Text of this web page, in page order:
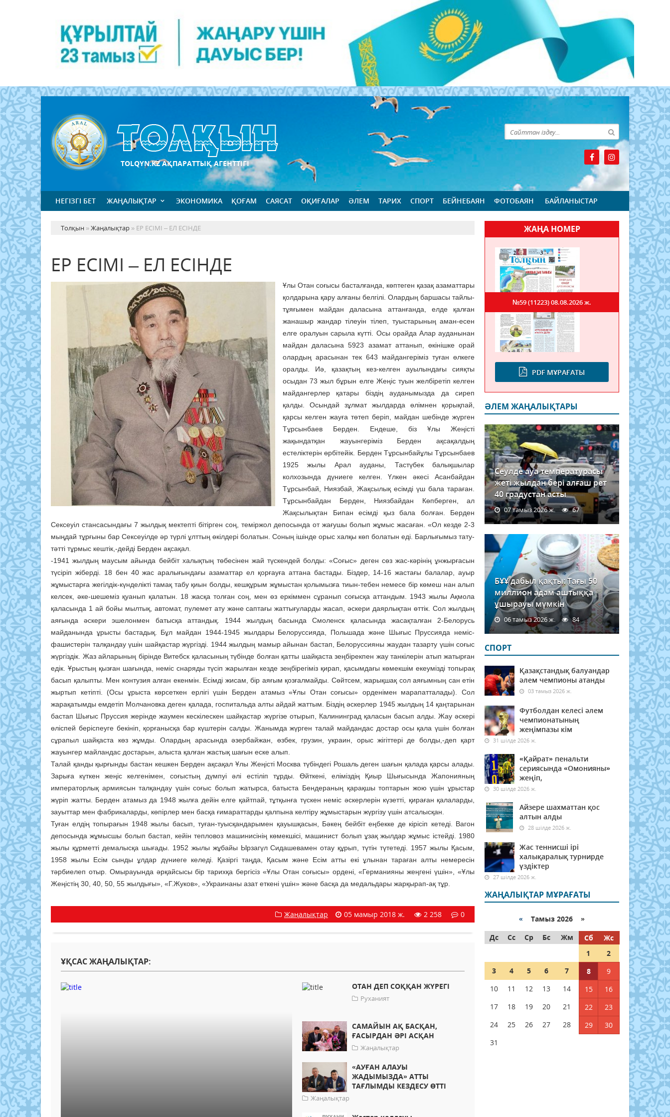
TOLQYN.KZ АҚПАРАТТЫҚ АГЕНТТІГІ
НЕГІЗГІ БЕТ ЖАҢАЛЫҚТАР ЭКОНОМИКА ҚОҒАМ САЯСАТ ОҚИҒАЛАР ӘЛЕМ ТАРИХ СПОРТ БЕЙНЕБАЯН ФОТОБАЯН БАЙЛАНЫСТАР
Толқын »Жаңалықтар » ЕР ЕСІМІ – ЕЛ ЕСІНДЕ
ЕР ЕСІМІ – ЕЛ ЕСІНДЕ
Ұлы Отан соғысы басталғанда, көптеген қазақ азаматтары
қолдарына қару алғаны белгілі. Олардың баршасы тайлы-
тұяғымен майдан даласына аттанғанда, елде қалған
жанашыр жандар тілеуін тілеп, туыстарының аман-есен
елге оралуын сарыла күтті. Осы орайда Алар ауданынан
майдан даласына 5923 азамат аттанып, өкінішке орай
олардың арасынан тек 643 майдангеріміз туған өлкеге
оралды. Иә, қазақтың кез-келген ауылындағы сияқты
осыдан 73 жыл бұрын елге Жеңіс туын желбіретіп келген
майдангерлер қатары біздің ауданымызда да сиреп
қалды. Осындай зұлмат жылдарда өлімнен қорықпай,
қарсы келген жауға төтеп беріп, майдан шебінде жүрген
Тұрсынбаев Берден. Ендеше, біз Ұлы Жеңісті
жақындатқан жауынгеріміз Берден ақсақалдың
естеліктерін өрбітейік. Берден Тұрсынбайұлы Тұрсынбаев
1925 жылы Арал ауданы, Тастүбек балықшылар
колхозында дүниеге келген. Үлкен әкесі Асанбайдан
Тұрсынбай, Ниязбай, Жақсылық есімді үш бала тараған.
Тұрсынбайдан Берден, Ниязбайдан Көпберген, ал
Жақсылықтан Бипан есімді қыз бала болған. Берден
Сексеуіл стансасындағы 7 жылдық мектепті бітірген соң, теміржол депосында от жағушы болып жұмыс жасаған. «Ол кезде 2-3
мыңдай тұрғыны бар Сексеуілде әр түрлі ұлттың өкілдері болатын. Соның ішінде орыс халқы көп болатын еді. Барлығымыз тату-
тәтті тұрмыс кештік,-дейді Берден ақсақал.
-1941 жылдың маусым айында бейбіт халықтың төбесінен жай түскендей болды: «Соғыс» деген сөз жас-кәрінің ұнжырғасын
түсіріп жіберді. 18 бен 40 жас аралығындағы азаматтар ел қорғауға аттана бастады. Біздер, 14-16 жастағы балалар, ауыр
жұмыстарға жегілдік-күнделікті тамақ табу қиын болды, кешқұрым жұмыстан қолымызға тиын-тебен немесе бір көмеш нан алып
келсек, әке-шешеміз қуанып қалатын. 18 жасқа толған соң, мен өз еркіммен сұранып соғысқа аттандым. 1943 жылы Ақмола
қаласында 1 ай бойы мылтық, автомат, пулемет ату және саптағы жаттығуларды жасап, әскери даярлықтан өттік. Сол жылдың
аяғында әскери эшелонмен батысқа аттандық. 1944 жылдың басында Смоленск қаласында жасақталған 2-Белорусь
майданында ұрысты бастадық. Бұл майдан 1944-1945 жылдары Белоруссияда, Польшада және Шығыс Пруссияда неміс-
фашистерін талқандау үшін шайқастар жүргізді. 1944 жылдың мамыр айынан бастап, Белоруссияны жаудан тазарту үшін соғыс
жүргіздік. Жаз айларының бірінде Витебск қаласының түбінде болған қатты шайқаста зеңбірекпен жау танкілерін атып жатырған
едік. Ұрыстың қызған шағында, неміс снаряды түсіп жарылған кезде зеңбірегіміз қирап, қасымдағы көмекшім екеумізді топырақ
басып қалыпты. Мен контузия алған екенмін. Есімді жисам, бір аяғым қозғалмайды. Сөйтсем, жарықшақ сол аяғымның сан етін
жыртып кетіпті. (Осы ұрыста көрсеткен ерлігі үшін Берден атамыз «Ұлы Отан соғысы» орденімен марапатталады). Сол
жарақатымды емдетіп Молчановка деген қалада, госпитальда алты айдай жаттым. Біздің әскерлер 1945 жылдың 14 қаңтарынан
бастап Шығыс Пруссия жерінде жаумен кескілескен шайқастар жүргізе отырып, Калининград қаласын басып алды. Жау әскері
өліспей беріспеуге бекініп, қорғанысқа бар күштерін салды. Жанымда жүрген талай майдандас достар осы қала үшін болған
сұрапыл шайқаста көз жұмды. Олардың арасында әзербайжан, өзбек, грузин, украин, орыс жігіттері де болды,-деп қарт
жауынгер майландас достарын, алыста қалған жастық шағын еске алып.
Талай қанды қырғынды бастан кешкен Берден ақсақал Ұлы Жеңісті Москва түбіндегі Рошаль деген шағын қалада қарсы алады.
Зарыға күткен жеңіс келгенімен, соғыстың дүмпуі әлі естіліп тұрды. Өйткені, еліміздің Қиыр Шығысында Жапонияның
императорлық армиясын талқандау үшін соғыс болып жатырса, батыста Бендераның қарақшы топтарын жою үшін ұрыстар
жүріп жатты. Берден атамыз да 1948 жылға дейін елге қайтпай, тұтқынға түскен неміс әскерлерін күзетті, қираған қалаларды,
зауыттар мен фабрикаларды, көпірлер мен басқа ғимараттарды қалпына келтіру жұмыстарын жүргізу үшін атсалысқан.
Туған елдің топырағын 1948 жылы басып, туған-туысқандарымен қауышқасын, Бәкең бейбіт еңбекке де кірісіп кетеді. Вагон
депосында жұмысшы болып бастап, кейін тепловоз машинисінің көмекшісі, машинист болып ұзақ жылдар жұмыс істейді. 1980
жылы құрметті демалысқа шығады. 1952 жылы жұбайы Ырзагүл Сидашевамен отау құрып, түтін түтетеді. 1957 жылы Қасым,
1958 жылы Есім сынды ұлдар дүниеге келеді. Қазіргі таңда, Қасым және Есім атты екі ұлынан тараған алты немересін
тәрбиелеп отыр. Омырауында әрқайсысы бір тарихқа бергісіз «Ұлы Отан соғысы» ордені, «Германияны жеңгені үшін», «Ұлы
Жеңістің 30, 40, 50, 55 жылдығы», «Г.Жуков», «Украинаны азат еткені үшін» және басқа да медальдары жарқырап-ақ тұр.
Жаңалықтар 05 мамыр 2018 ж. 2 258 0
ҰҚСАС ЖАҢАЛЫҚТАР:
ОТАН ДЕП СОҚҚАН ЖҮРЕГІ
Руханият
САМАЙЫН АҚ БАСҚАН,
ҒАСЫРДАН ӘРІ АСҚАН
Жаңалықтар
«АУҒАН АЛАУЫ
ЖАДЫМЫЗДА» АТТЫ
ТАҒЛЫМДЫ КЕЗДЕСУ ӨТТІ
Жаңалықтар
ЖАҢА НОМЕР
PDF МҰРАҒАТЫ
№59 (11223)08.08.2026 ж.
ӘЛЕМ ЖАҢАЛЫҚТАРЫ
Сеулде ауа температурасы
жеті жылдан бері алғаш рет
40 градустан асты
07 тамыз 2026 ж. 67
БҰҰ дабыл қақты: Тағы 50
миллион адам аштыққа
ұшырауы мүмкін
06 тамыз 2026 ж. 84
СПОРТ
Қазақстандық балуандар
әлем чемпионы атанды
03 тамыз 2026 ж.
Футболдан келесі әлем
чемпионатының
жеңімпазы кім
31 шілде 2026 ж.
«Қайрат» пенальти
сериясында «Омонияны»
жеңіп,
30 шілде 2026 ж.
Айзере шахматтан қос
алтын алды
28 шілде 2026 ж.
Жас теннисші ірі
халықаралық турнирде
үздіктер
27 шілде 2026 ж.
ЖАҢАЛЫҚТАР МҰРАҒАТЫ
« Тамыз 2026 »
Дс
Сс Ср Бс Жм Сб
Жс
1
2
3
4 5 6 7 8
9
10
11 12 13 14 15
16
17
18 19 20 21 22
23
24
25 26 27 28 29
30
31